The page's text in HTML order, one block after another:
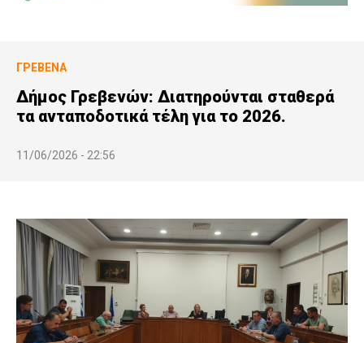
ΓΡΕΒΕΝΆ
Δήμος Γρεβενών: Διατηρούνται σταθερά
τα ανταποδοτικά τέλη για το 2026.
11/06/2026 - 22:56